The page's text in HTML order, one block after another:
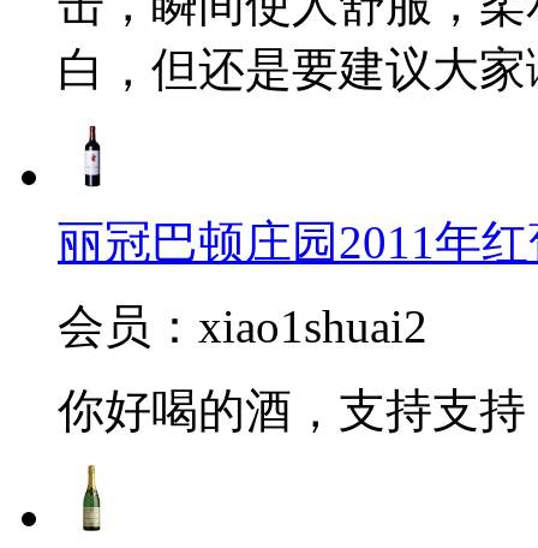
白，但还是要建议大
丽冠巴顿庄园2011年红
会员：xiao1shuai2
你好喝的酒，支持支持